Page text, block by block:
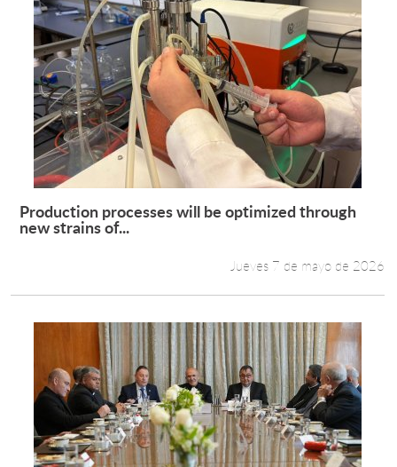
Leer más +
Production processes will be optimized through
new strains of...
Jueves 7 de mayo de 2026